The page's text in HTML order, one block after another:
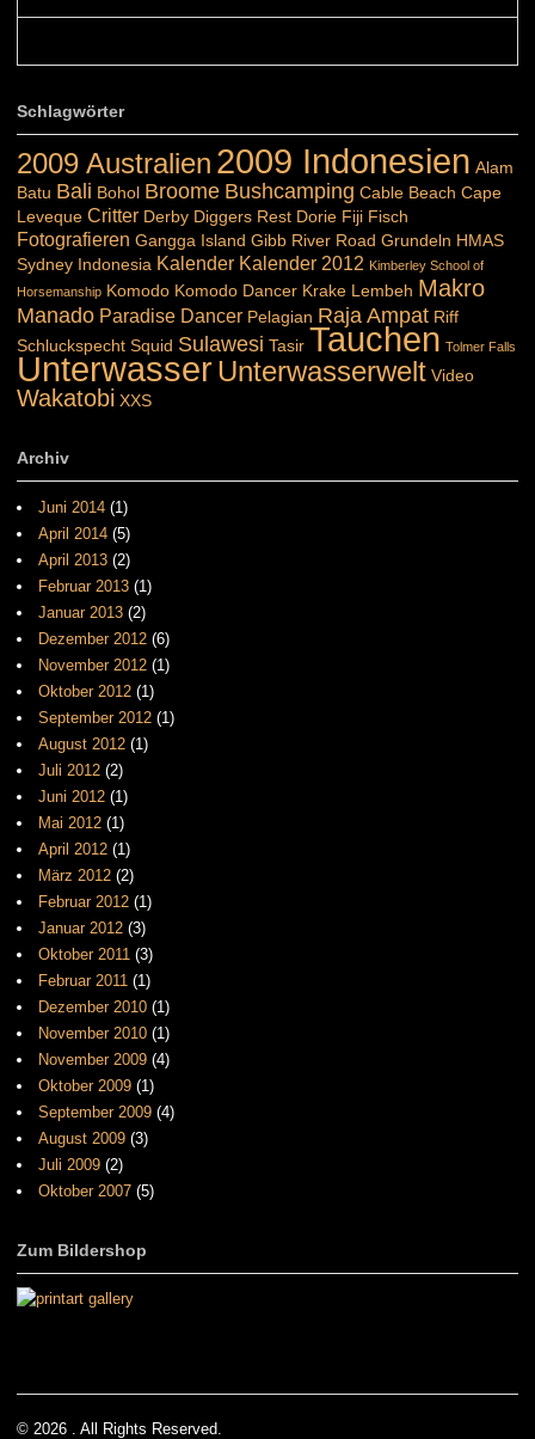
Schlagwörter
2009 Australien 2009 Indonesien Alam
Batu Bali Bohol Broome Bushcamping Cable Beach Cape
Leveque Critter Derby Diggers Rest Dorie Fiji Fisch
Fotografieren Gangga Island Gibb River Road Grundeln HMAS
Sydney Indonesia Kalender Kalender 2012 Kimberley School of
Horsemanship Komodo Komodo Dancer Krake Lembeh Makro
Manado Paradise Dancer Pelagian Raja Ampat Riff
Schluckspecht Squid Sulawesi Tasir Tauchen Tolmer Falls
UnterwasserUnterwasserwelt Video
Wakatobi XXS
Archiv
Juni 2014 (1)
April 2014 (5)
April 2013 (2)
Februar 2013 (1)
Januar 2013 (2)
Dezember 2012 (6)
November 2012 (1)
Oktober 2012 (1)
September 2012 (1)
August 2012 (1)
Juli 2012 (2)
Juni 2012 (1)
Mai 2012 (1)
April 2012 (1)
März 2012 (2)
Februar 2012 (1)
Januar 2012 (3)
Oktober 2011 (3)
Februar 2011 (1)
Dezember 2010 (1)
November 2010 (1)
November 2009 (4)
Oktober 2009 (1)
September 2009 (4)
August 2009 (3)
Juli 2009 (2)
Oktober 2007 (5)
Zum Bildershop
© 2026 . All Rights Reserved.